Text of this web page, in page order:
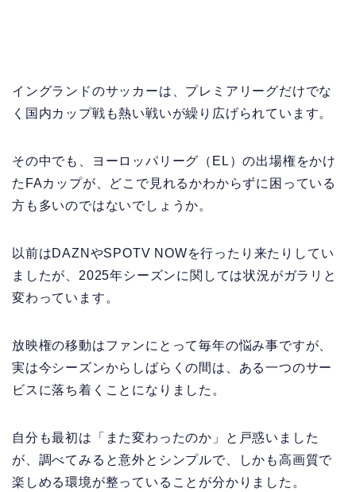
イングランドのサッカーは、プレミアリーグだけでな
く国内カップ戦も熱い戦いが繰り広げられています。
その中でも、ヨーロッパリーグ（EL）の出場権をかけ
たFAカップが、どこで見れるかわからずに困っている
方も多いのではないでしょうか。
以前はDAZNやSPOTV NOWを行ったり来たりしてい
ましたが、2025年シーズンに関しては状況がガラリと
変わっています。
放映権の移動はファンにとって毎年の悩み事ですが、
実は今シーズンからしばらくの間は、ある一つのサー
ビスに落ち着くことになりました。
自分も最初は「また変わったのか」と戸惑いました
が、調べてみると意外とシンプルで、しかも高画質で
楽しめる環境が整っていることが分かりました。